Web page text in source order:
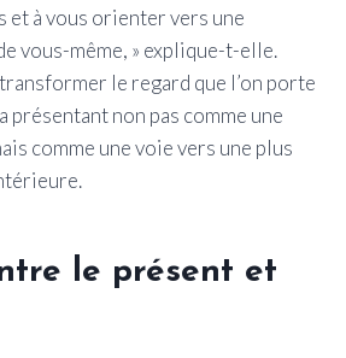
et à vous orienter vers une
vous-même, » explique-t-elle.
le regard que l’on porte
présentant non pas comme une
comme une voie vers une plus
le présent et